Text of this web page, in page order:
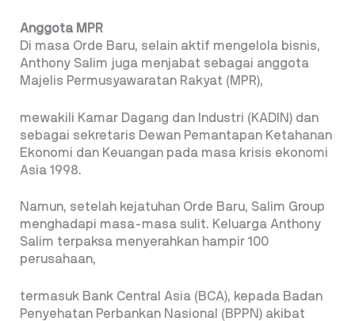
Anggota MPR
Di masa Orde Baru, selain aktif mengelola bisnis,
Anthony Salim juga menjabat sebagai anggota
Majelis Permusyawaratan Rakyat (MPR),
mewakili Kamar Dagang dan Industri (KADIN) dan
sebagai sekretaris Dewan Pemantapan Ketahanan
Ekonomi dan Keuangan pada masa krisis ekonomi
Asia 1998.
Namun, setelah kejatuhan Orde Baru, Salim Group
menghadapi masa-masa sulit. Keluarga Anthony
Salim terpaksa menyerahkan hampir 100
perusahaan,
termasuk Bank Central Asia (BCA), kepada Badan
Penyehatan Perbankan Nasional (BPPN) akibat